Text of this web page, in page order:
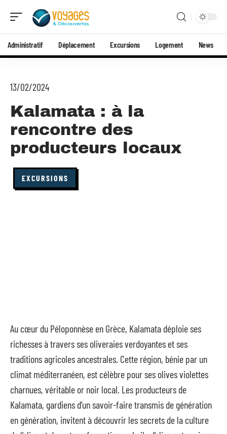
Administratif Déplacement Excursions Logement News
13/02/2024
Kalamata : à la
rencontre des
producteurs locaux
EXCURSIONS
Au cœur du Péloponnèse en Grèce, Kalamata déploie ses
richesses à travers ses oliveraies verdoyantes et ses
traditions agricoles ancestrales. Cette région, bénie par un
climat méditerranéen, est célèbre pour ses olives violettes
charnues, véritable or noir local. Les producteurs de
Kalamata, gardiens d’un savoir-faire transmis de génération
en génération, invitent à découvrir les secrets de la culture